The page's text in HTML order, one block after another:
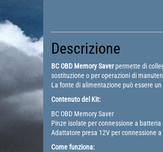
Descrizione
BC OBD Memory Saverpermette di
sostituzione o per operazioni di
La fonte di alimentazione può essere
Contenuto del Kit:
BC OBD Memory Saver
Pinze isolate per connessione a batteria
Adattatore presa 12V per connessione
Come funziona: